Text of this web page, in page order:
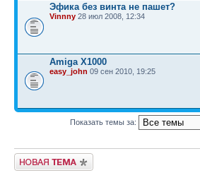
Эфика без винта не пашет?
Vinnny 28 июл 2008, 12:34
Amiga X1000
easy_john 09 сен 2010, 19:25
Показать темы за:
Новая тема